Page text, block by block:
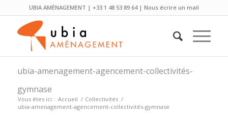
UBIA AMÉNAGEMENT | +33 1 48 53 89 64 | Nous écrire un mail
ubia-amenagement-agencement-collectivités-
gymnase
Vous êtes ici : Accueil / Collectivités /
ubia-amenagement-agencement-collectivités-gymnase